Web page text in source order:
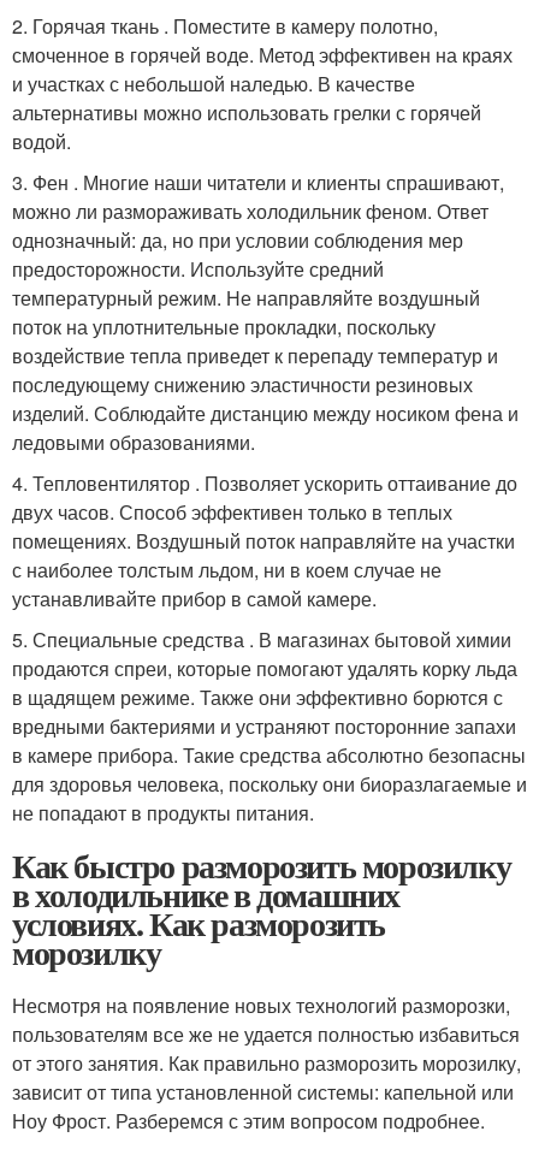
2. Горячая ткань . Поместите в камеру полотно,
смоченное в горячей воде. Метод эффективен на краях
и участках с небольшой наледью. В качестве
альтернативы можно использовать грелки с горячей
водой.
3. Фен . Многие наши читатели и клиенты спрашивают,
можно ли размораживать холодильник феном. Ответ
однозначный: да, но при условии соблюдения мер
предосторожности. Используйте средний
температурный режим. Не направляйте воздушный
поток на уплотнительные прокладки, поскольку
воздействие тепла приведет к перепаду температур и
последующему снижению эластичности резиновых
изделий. Соблюдайте дистанцию между носиком фена и
ледовыми образованиями.
4. Тепловентилятор . Позволяет ускорить оттаивание до
двух часов. Способ эффективен только в теплых
помещениях. Воздушный поток направляйте на участки
с наиболее толстым льдом, ни в коем случае не
устанавливайте прибор в самой камере.
5. Специальные средства . В магазинах бытовой химии
продаются спреи, которые помогают удалять корку льда
в щадящем режиме. Также они эффективно борются с
вредными бактериями и устраняют посторонние запахи
в камере прибора. Такие средства абсолютно безопасны
для здоровья человека, поскольку они биоразлагаемые и
не попадают в продукты питания.
Как быстро разморозить морозилку
в холодильнике в домашних
условиях. Как разморозить
морозилку
Несмотря на появление новых технологий разморозки,
пользователям все же не удается полностью избавиться
от этого занятия. Как правильно разморозить морозилку,
зависит от типа установленной системы: капельной или
Ноу Фрост. Разберемся с этим вопросом подробнее.